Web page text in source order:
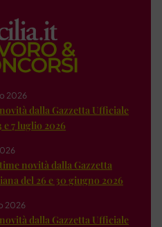
2026
dalla Gazzetta Ufficiale
7 luglio 2026
novità dalla Gazzetta
del 26 e 30 giugno 2026
2026
dalla Gazzetta Ufficiale